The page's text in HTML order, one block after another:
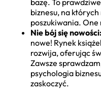
bazę. To
biznesu, na
poszukiwania.
Nie bój się nowości:
nowe! Rynek
rozwija, oferując
Zawsze
psychologia
zaskoczyć.